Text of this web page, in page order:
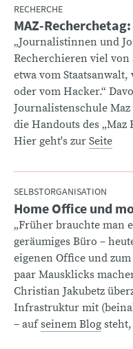
RECHERCHE
:MAZ-
„Journalistinnen und
Recherchieren viel
etwa vom
oder vom Hacker.“
Journalistenschule
die Handouts des „Maz
Hier geht's zur Seite
SELBSTORGANISATION
:Home Office und
„Früher brauchte man
geräumiges Büro –
eigenen Office und
paar Mausklicks
Christian Jakubetz
Infrastruktur mit
– aufseinem Blog